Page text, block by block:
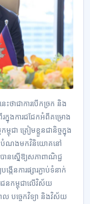
ះថាជាការបើកច្រក និង
នុងការជជែកអំពីគម្រោង
ជា ត្រៀមខ្លួនជានិច្ចក្នុង
បំណងមកវិនិយោគនៅ
ានស្នើឱ្យសភាពាណិជ្ជ
នការផ្សារភ្ជាប់ទំនាក់
នកម្ពុជាលើវិស័យ
បច្ចេកវិទ្យា និងវិស័យ